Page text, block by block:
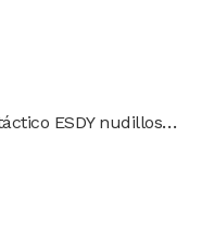
Guante táctico ESDY nudillos rígidos